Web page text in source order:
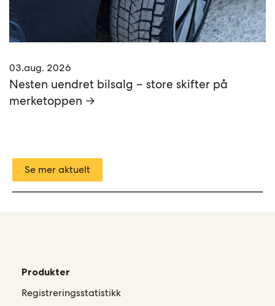
03.aug. 2026
Nesten uendret bilsalg – store skifter på
merketoppen →
Se mer aktuelt
Produkter
Registreringsstatistikk